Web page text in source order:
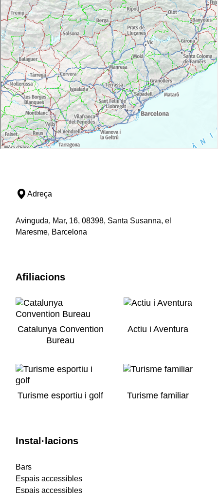
Adreça
Avinguda, Mar, 16, 08398, Santa Susanna, el
Maresme, Barcelona
Afiliacions
Catalunya Convention
Bureau
Actiu i Aventura
Turisme esportiu i golf Turisme familiar
Instal·lacions
Bars
Espais accessibles
Espais accessibles